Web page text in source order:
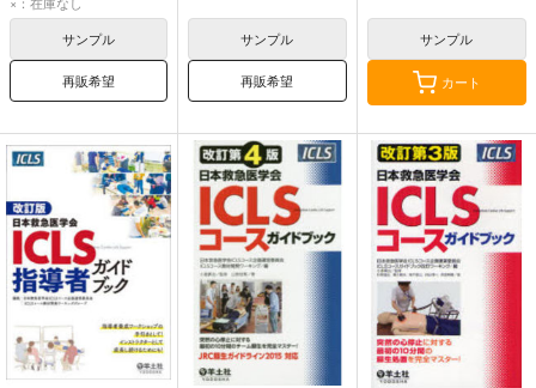
サンプル
再販希望
サンプル
再販希望
サンプル
カート